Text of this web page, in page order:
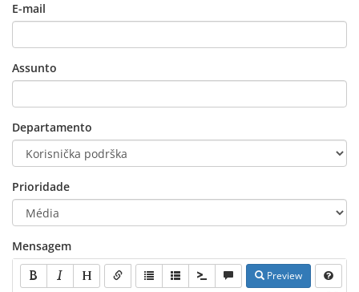
E-mail
Assunto
Departamento
Prioridade
Mensagem
Preview